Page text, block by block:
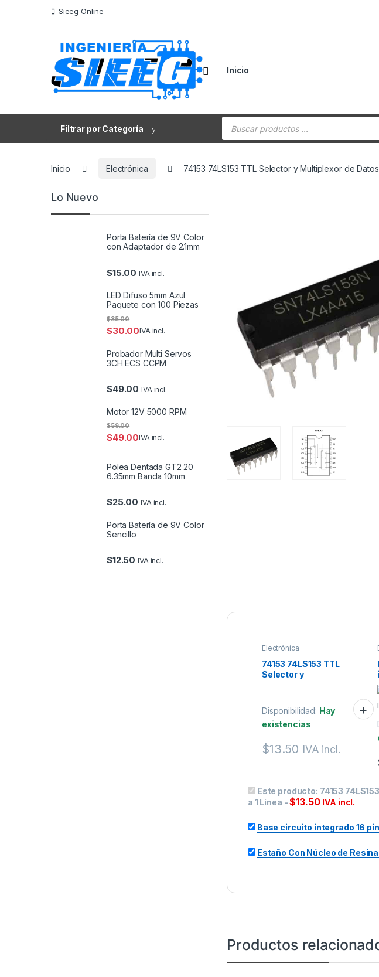
Sieeg Online
Inicio
Filtrar por Categoría
Búsqueda de productos
Inicio Electrónica 74153 74LS153 TTL Selector y Multiplexor de
Electrónica
74153 74LS153 TTL
Selector y
Línea
Disponibilidad: Hay
existencias
$13.50 IVA incl.
Este producto: 74153
a 1 Línea -$13.50 IVA incl.
Base circuito integrado 16
Estaño Con Núcleo de Resina
Productos
Lo Nuevo
Porta Batería de 9V Color
con Adaptador de 2.1mm
$15.00 IVA incl.
LED Difuso 5mm Azul
Paquete con 100 Piezas
$30.00
$35.00
IVA incl.
Probador Multi Servos
3CH ECS CCPM
$49.00 IVA incl.
Motor 12V 5000 RPM
$49.00
$59.00
IVA incl.
Polea Dentada GT2 20
6.35mm Banda 10mm
$25.00 IVA incl.
Porta Batería de 9V Color
Sencillo
$12.50 IVA incl.